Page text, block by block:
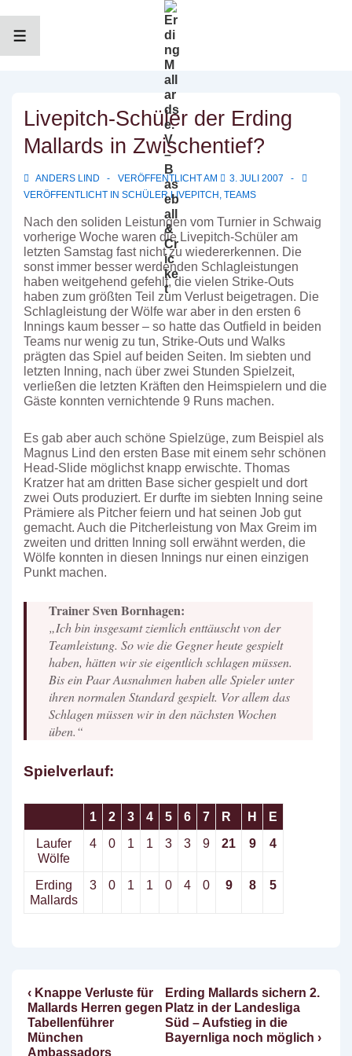
InhaltMENÜ
Livepitch-Schüler der Erding
Mallards in Zwischentief?
ANDERS LIND VERÖFFENTLICHT AM
3. JULI 2007
VERÖFFENTLICHT IN SCHÜLER LIVEPITCH , TEAMS
Nach den soliden Leistungen vom Turnier in Schwaig
vorherige Woche waren die Livepitch-Schüler am
letzten Samstag fast nicht zu wiedererkennen. Die
sonst immer besser werdenden Schlagleistungen
haben weitgehend gefehlt, die vielen Strike-Outs
haben zum größten Teil zum Verlust beigetragen. Die
Schlagleistung der Wölfe war aber in den ersten 6
Innings kaum besser – so hatte das Outfield in beiden
Teams nur wenig zu tun, Strike-Outs und Walks
prägten das Spiel auf beiden Seiten. Im siebten und
letzten Inning, nach über zwei Stunden Spielzeit,
verließen die letzten Kräften den Heimspielern und die
Gäste konnten vernichtende 9 Runs machen.
Es gab aber auch schöne Spielzüge, zum Beispiel als
Magnus Lind den ersten Base mit einem sehr schönen
Head-Slide möglichst knapp erwischte. Thomas
Kratzer hat am dritten Base sicher gespielt und dort
zwei Outs produziert. Er durfte im siebten Inning seine
Prämiere als Pitcher feiern und hat seinen Job gut
gemacht. Auch die Pitcherleistung von Max Greim im
zweiten und dritten Inning soll erwähnt werden, die
Wölfe konnten in diesen Innings nur einen einzigen
Punkt machen.
Trainer Sven Bornhagen:
„Ich bin insgesamt ziemlich enttäuscht von der
Teamleistung. So wie die Gegner heute gespielt
haben, hätten wir sie eigentlich schlagen müssen.
Bis ein Paar Ausnahmen haben alle Spieler unter
ihren normalen Standard gespielt. Vor allem das
Schlagen müssen wir in den nächsten Wochen
üben.“
Spielverlauf:
1 2 3 4 5 6 7 R H
E
Laufer
Wölfe
4 0 1 1 3 3 9 21 9 4
Erding
Mallards
3 0 1 1 0 4 0 9 8 5
Beitragsnavigation
Vorheriger
Beitrag
ist
‹ Knappe Verluste für
Mallards Herren gegen
Tabellenführer
München
Ambassadors
Nächster
Beitrag
ist
Erding Mallards sichern 2.
Platz in der Landesliga
Süd – Aufstieg in die
Bayernliga noch möglich ›